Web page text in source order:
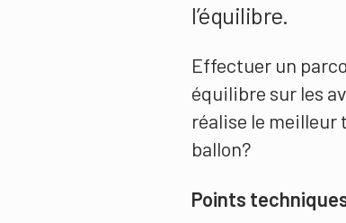
l’équilibre.
Effectuer un
équilibre sur les
réalise le meilleur
ballon?
Points